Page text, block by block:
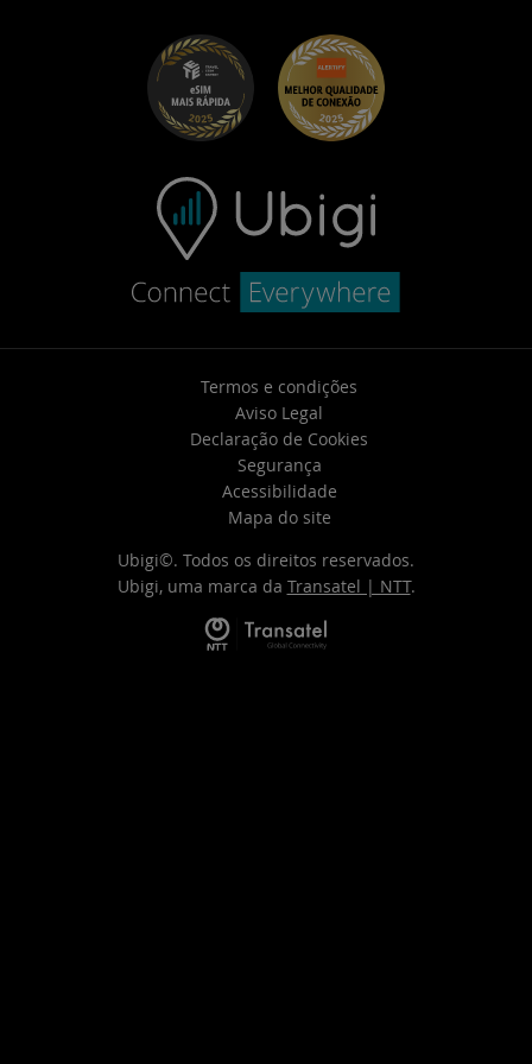
Solução de problemas
Central de Ajuda
Contate o suporte
Termos e condições
Aviso Legal
Declaração de Cookies
Segurança
Acessibilidade
Mapa do site
Ubigi©. Todos os direitos reservados.
Ubigi, uma marca da Transatel | NTT.